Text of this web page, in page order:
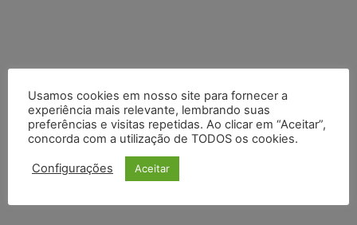
Usamos cookies em nosso site para fornecer a
experiência mais relevante, lembrando suas
preferências e visitas repetidas. Ao clicar em “Aceitar”,
concorda com a utilização de TODOS os cookies.
Configurações Aceitar